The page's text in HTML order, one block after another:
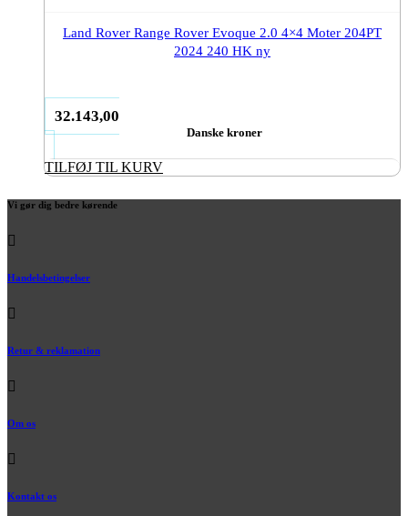
Land Rover Range Rover Evoque 2.0 4×4 Moter 204PT
2024 240 HK ny
32.143,00
Danske kroner
TILFØJ TIL KURV
Vi gør dig bedre kørende
Handelsbetingelser
Retur & reklamation
Om os
Kontakt os